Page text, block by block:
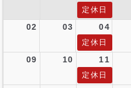
定休日
02 03 04
定休日
09 10 11
定休日